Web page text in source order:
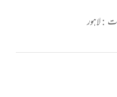
:لاہور